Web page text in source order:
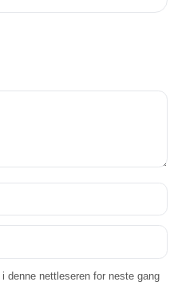
denne nettleseren for neste gang